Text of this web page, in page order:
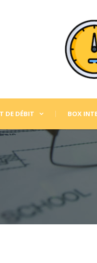
DE DÉBIT BOX